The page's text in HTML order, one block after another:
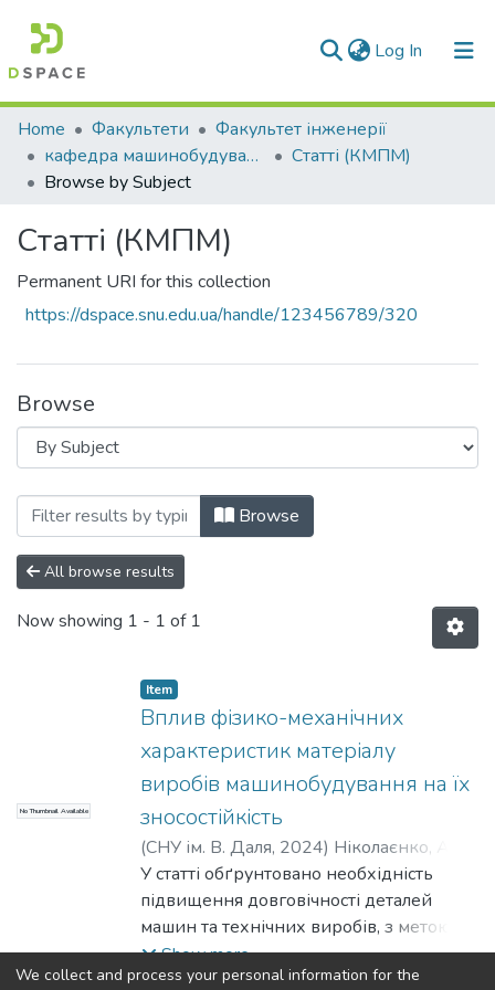
Log In (current)
Communities & Collections
All of DSpace
Home Факультети
Факультет інженерії
кафедра машинобудування та прикладної механіки
Статті (КМПМ)
Browse by Subject
Статті (КМПМ)
Permanent URI for this collection
https://dspace.snu.edu.ua/handle/123456789/320
Browse
Browsing Статті (КМПМ) by Subject
Browse
All browse results
Now showing 1 - 1 of 1
No Thumbnail Available
Item
Вплив фізико-механічних
характеристик матеріалу
виробів машинобудування на їх
зносостійкість
(СНУ ім. В. Даля, 2024) Ніколаєнко, А. П.
Шумакова, Т. О.;Nikolaienko, A. Р.;
Shumakova, T. О.
У статті обґрунтовано необхідність
підвищення довговічності деталей
машин та технічних виробів, з метою
забезпечення конкурентоздатності
вітчизняного галузевого
Show more
We collect and process your personal information for the